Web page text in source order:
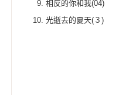
相反的你和我(04)
光逝去的夏天(３)